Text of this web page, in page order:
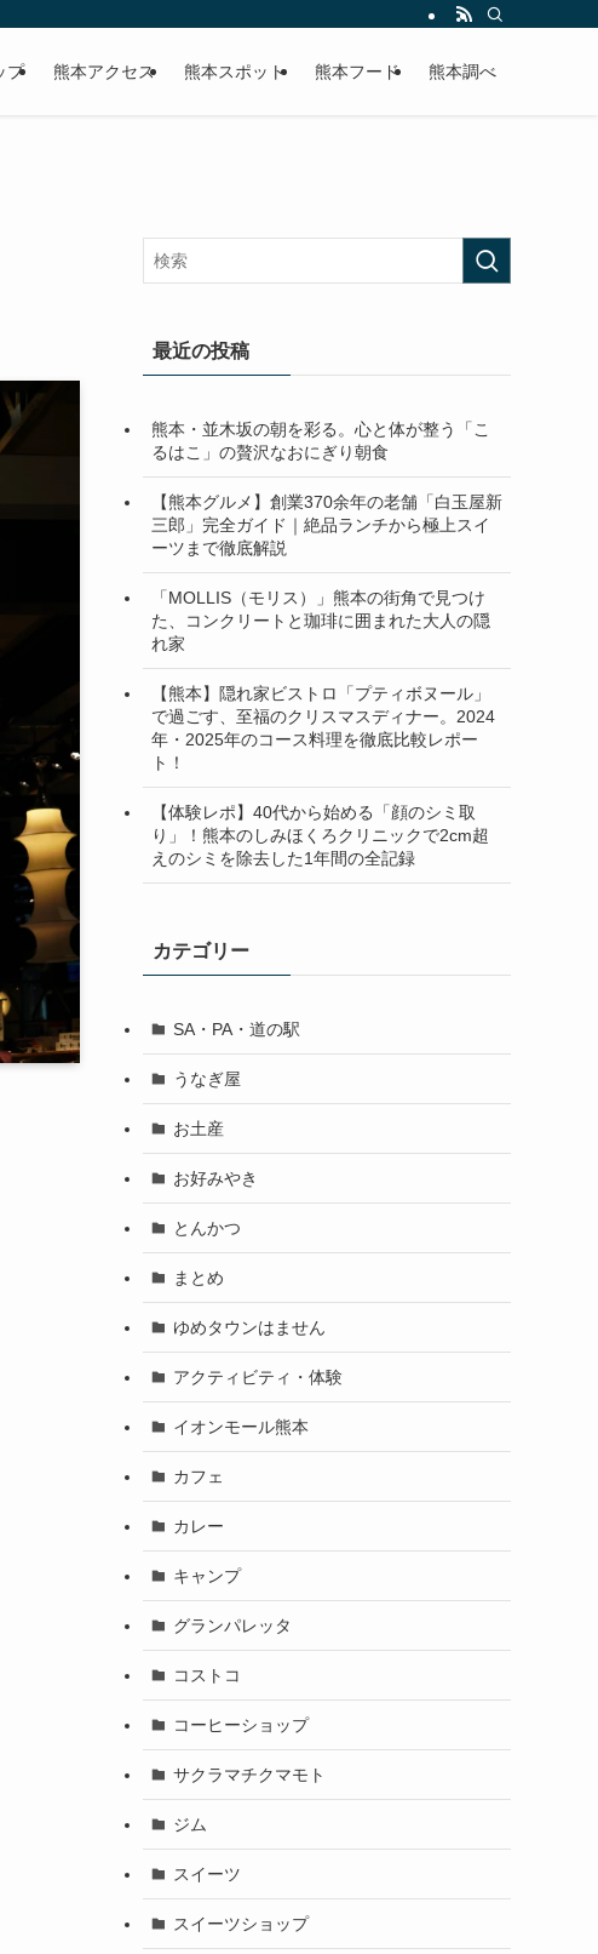
プ 熊本アクセス 熊本スポット 熊本フード 熊本調べ
最近の投稿
熊本・並木坂の朝を彩る。心と体が整う「こ
るはこ」の贅沢なおにぎり朝食
【熊本グルメ】創業370余年の老舗「白玉屋新
三郎」完全ガイド｜絶品ランチから極上スイ
ーツまで徹底解説
「MOLLIS（モリス）」熊本の街角で見つけ
た、コンクリートと珈琲に囲まれた大人の隠
れ家
【熊本】隠れ家ビストロ「プティボヌール」
で過ごす、至福のクリスマスディナー。2024
年・2025年のコース料理を徹底比較レポー
ト！
【体験レポ】40代から始める「顔のシミ取
り」！熊本のしみほくろクリニックで2cm超
えのシミを除去した1年間の全記録
カテゴリー
SA・PA・道の駅
うなぎ屋
お土産
お好みやき
とんかつ
まとめ
ゆめタウンはません
アクティビティ・体験
イオンモール熊本
カフェ
カレー
キャンプ
グランパレッタ
コストコ
コーヒーショップ
サクラマチクマモト
ジム
スイーツ
スイーツショップ